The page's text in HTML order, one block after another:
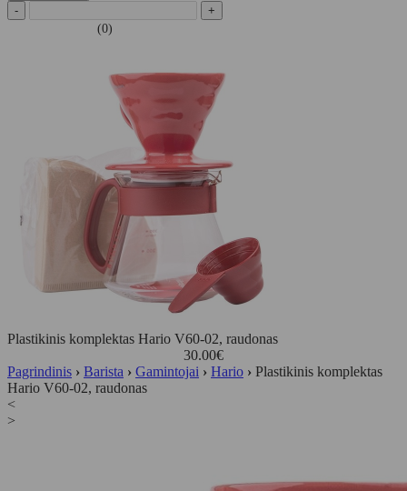
-
+
(0)
Plastikinis komplektas Hario V60-02, raudonas
30.00€
Pagrindinis › Barista › Gamintojai › Hario › Plastikinis komplektas
Hario V60-02, raudonas
<
>